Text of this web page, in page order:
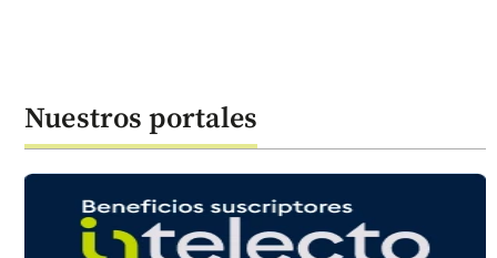
Nuestros portales